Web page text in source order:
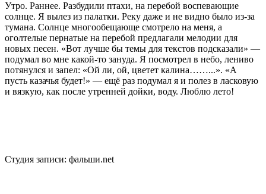
Утро. Раннее. Разбудили птахи, на перебой воспевающие
солнце. Я вылез из палатки. Реку даже и не видно было из-за
тумана. Солнце многообещающе смотрело на меня, а
оголтелые пернатые на перебой предлагали мелодии для
новых песен. «Вот лучше бы темы для текстов подсказали» —
подумал во мне какой-то зануда. Я посмотрел в небо, лениво
потянулся и запел: «Ой ли, ой, цветет калина……...». «А
пусть казачья будет!» — ещё раз подумал я и полез в ласковую
и вязкую, как после утренней дойки, воду. Люблю лето!
Студия записи: фальши.net